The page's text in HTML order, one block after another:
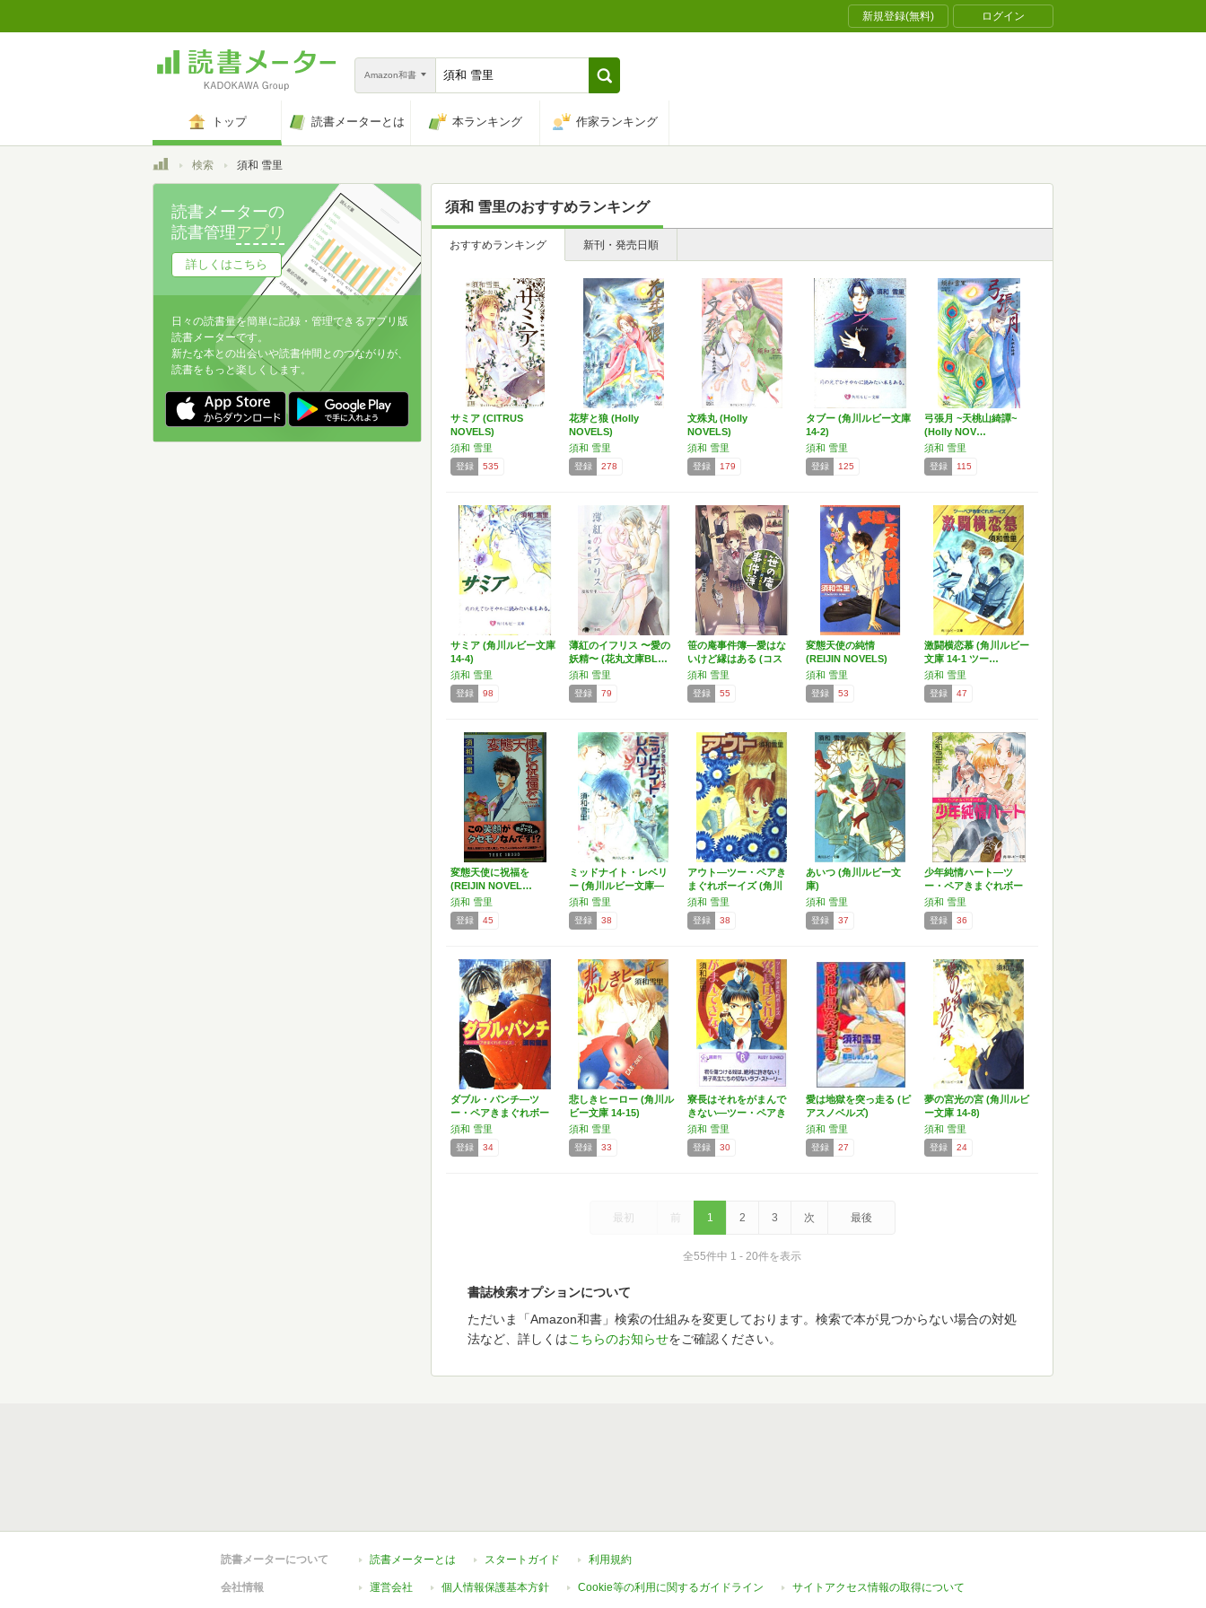
新規登録(無料) ログイン
Amazon和書
トップ 読書メーターとは 本ランキング 作家ランキング
トップ検索 須和 雪里
須和 雪里のおすすめランキング
おすすめランキング 新刊・発売日順
サミア (CITRUS
NOVELS)
須和 雪里
登録 535
花芽と狼 (Holly
NOVELS)
須和 雪里
登録 278
文殊丸 (Holly
NOVELS)
須和 雪里
登録 179
タブー (角川ルビー文庫
14-2)
須和 雪里
登録 125
弓張月 ~天桃山綺譚~
(Holly NOV…
須和 雪里
登録 115
サミア (角川ルビー文庫
14-4)
須和 雪里
登録 98
薄紅のイフリス 〜愛の
妖精〜 (花丸文庫BL…
須和 雪里
登録 79
笹の庵事件簿―愛はな
いけど縁はある (コス
ミ…
須和 雪里
登録 55
変態天使の純情
(REIJIN NOVELS)
須和 雪里
登録 53
激闘横恋慕 (角川ルビー
文庫 14-1 ツー…
須和 雪里
登録 47
変態天使に祝福を
(REIJIN NOVEL…
須和 雪里
登録 45
ミッドナイト・レベリ
ー (角川ルビー文庫―
ツ…
須和 雪里
登録 38
アウト―ツー・ペアき
まぐれボーイズ (角川
ル…
須和 雪里
登録 38
あいつ (角川ルビー文
庫)
須和 雪里
登録 37
少年純情ハート―ツ
ー・ペアきまぐれボー
イズ …
須和 雪里
登録 36
ダブル・パンチ―ツ
ー・ペアきまぐれボー
イズ …
須和 雪里
登録 34
悲しきヒーロー (角川ル
ビー文庫 14-15)
須和 雪里
登録 33
寮長はそれをがまんで
きない―ツー・ペアき
まぐ…
須和 雪里
登録 30
愛は地獄を突っ走る (ピ
アスノベルズ)
須和 雪里
登録 27
夢の宮光の宮 (角川ルビ
ー文庫 14-8)
須和 雪里
登録 24
最初 前 1 2 3 次 最後
全55件中 1 - 20件を表示
書誌検索オプションについて
ただいま「Amazon和書」検索の仕組みを変更しております。検索で本が見つからない場合の対処
法など、詳しくはこちらのお知らせをご確認ください。
読書メーターの
読書管理アプリ
詳しくはこちら
日々の読書量を簡単に記録・管理できるアプリ版
読書メーターです。
新たな本との出会いや読書仲間とのつながりが、
読書をもっと楽しくします。
読書メーターについて 読書メーターとは スタートガイド 利用規約
会社情報 運営会社 個人情報保護基本方針 Cookie等の利用に関するガイドライン サイトアクセス情報の取得について